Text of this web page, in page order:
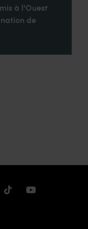
à l'Ouest
de
LINK
CHANNEL LINK
CHANNEL
TIKTOKYOUTUBE